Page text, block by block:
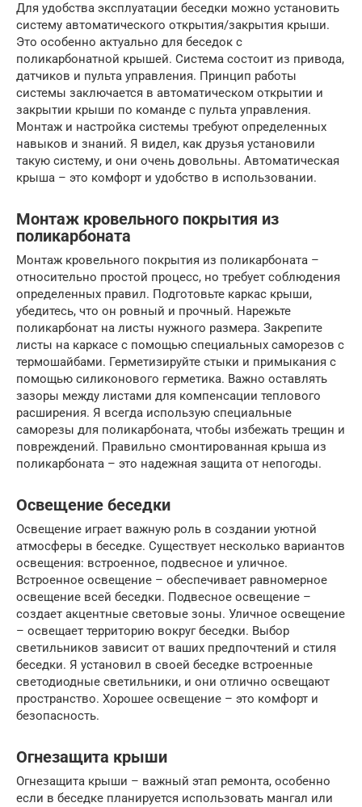
Для удобства эксплуатации беседки можно установить
систему автоматического открытия/закрытия крыши.
Это особенно актуально для беседок с
поликарбонатной крышей. Система состоит из привода,
датчиков и пульта управления. Принцип работы
системы заключается в автоматическом открытии и
закрытии крыши по команде с пульта управления.
Монтаж и настройка системы требуют определенных
навыков и знаний. Я видел, как друзья установили
такую систему, и они очень довольны. Автоматическая
крыша – это комфорт и удобство в использовании.
Монтаж кровельного покрытия из
поликарбоната
Монтаж кровельного покрытия из поликарбоната –
относительно простой процесс, но требует соблюдения
определенных правил. Подготовьте каркас крыши,
убедитесь, что он ровный и прочный. Нарежьте
поликарбонат на листы нужного размера. Закрепите
листы на каркасе с помощью специальных саморезов с
термошайбами. Герметизируйте стыки и примыкания с
помощью силиконового герметика. Важно оставлять
зазоры между листами для компенсации теплового
расширения. Я всегда использую специальные
саморезы для поликарбоната, чтобы избежать трещин и
повреждений. Правильно смонтированная крыша из
поликарбоната – это надежная защита от непогоды.
Освещение беседки
Освещение играет важную роль в создании уютной
атмосферы в беседке. Существует несколько вариантов
освещения: встроенное, подвесное и уличное.
Встроенное освещение – обеспечивает равномерное
освещение всей беседки. Подвесное освещение –
создает акцентные световые зоны. Уличное освещение
– освещает территорию вокруг беседки. Выбор
светильников зависит от ваших предпочтений и стиля
беседки. Я установил в своей беседке встроенные
светодиодные светильники, и они отлично освещают
пространство. Хорошее освещение – это комфорт и
безопасность.
Огнезащита крыши
Огнезащита крыши – важный этап ремонта, особенно
если в беседке планируется использовать мангал или